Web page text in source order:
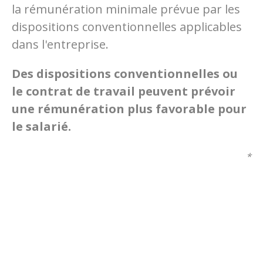
la rémunération minimale prévue par les
dispositions conventionnelles applicables
dans l'entreprise.
Des dispositions conventionnelles ou
le contrat de travail peuvent prévoir
une rémunération plus favorable pour
le salarié.
*